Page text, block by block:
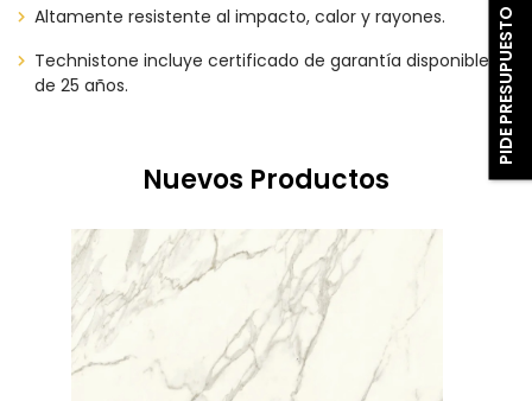
PIDE PRESUPUESTO
Altamente resistente al impacto, calor y rayones.
Technistone incluye certificado de garantía disponible
de 25 años.
Nuevos Productos